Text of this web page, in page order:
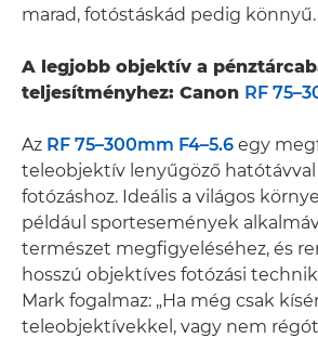
marad, fotóstáskád pedig könnyű.
A legjobb objektív a
teljesítményhez: Canon RF
Az RF 75–300mm F4–5.6 egy
teleobjektív lenyűgöző
fotózáshoz. Ideális a világos
például sportesemények
természet megfigyeléséhez, és
hosszú objektíves fotózási
Mark fogalmaz: „Ha még csak
teleobjektívekkel, vagy nem